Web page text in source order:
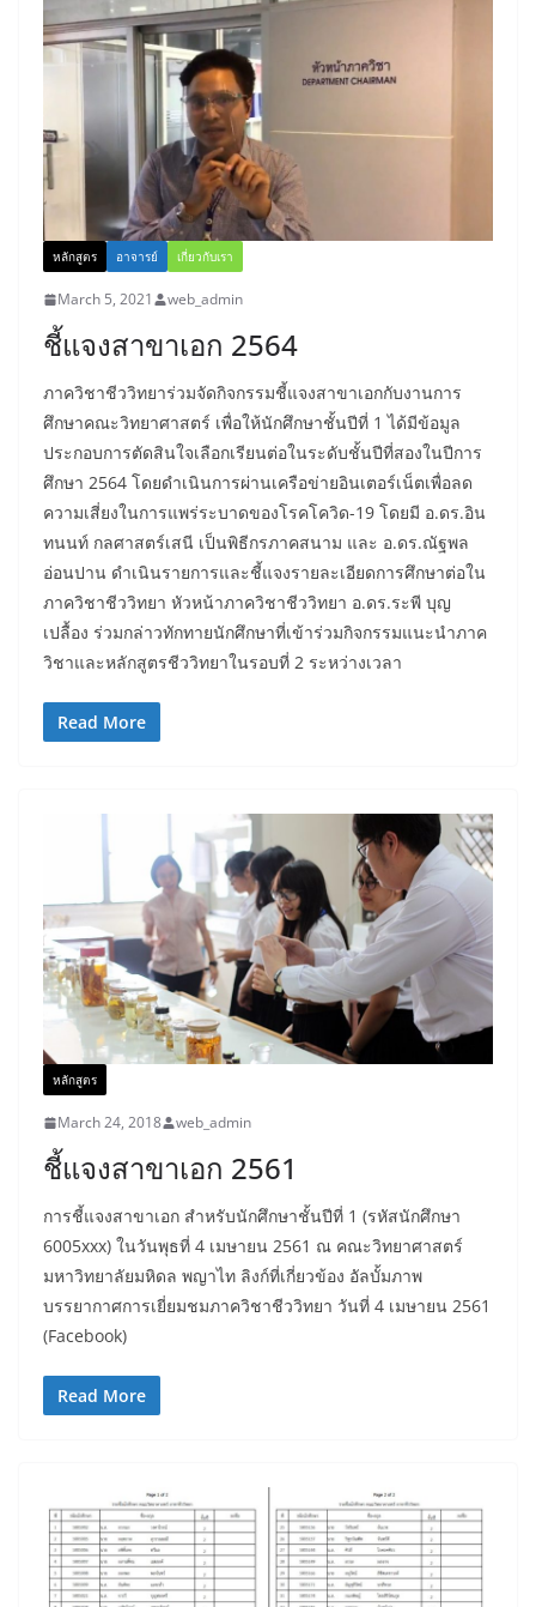
หลักสูตร อาจารย์ เกี่ยวกับเรา
March 5, 2021 web_admin
ชี้แจงสาขาเอก 2564
ภาควิชาชีววิทยาร่วมจัดกิจกรรมชี้แจงสาขาเอกกับงานการ
ศึกษาคณะวิทยาศาสตร์ เพื่อให้นักศึกษาชั้นปีที่ 1 ได้มีข้อมูล
ประกอบการตัดสินใจเลือกเรียนต่อในระดับชั้นปีที่สองในปีการ
ศึกษา 2564 โดยดำเนินการผ่านเครือข่ายอินเตอร์เน็ตเพื่อลด
ความเสี่ยงในการแพร่ระบาดของโรคโควิด-19 โดยมี อ.ดร.อิน
ทนนท์ กลศาสตร์เสนี เป็นพิธีกรภาคสนาม และ อ.ดร.ณัฐพล
อ่อนปาน ดำเนินรายการและชี้แจงรายละเอียดการศึกษาต่อใน
ภาควิชาชีววิทยา หัวหน้าภาควิชาชีววิทยา อ.ดร.ระพี บุญ
เปลื้อง ร่วมกล่าวทักทายนักศึกษาที่เข้าร่วมกิจกรรมแนะนำภาค
วิชาและหลักสูตรชีววิทยาในรอบที่ 2 ระหว่างเวลา
Read More
หลักสูตร
March 24, 2018 web_admin
ชี้แจงสาขาเอก 2561
การชี้แจงสาขาเอก สำหรับนักศึกษาชั้นปีที่ 1 (รหัสนักศึกษา
6005xxx) ในวันพุธที่ 4 เมษายน 2561 ณ คณะวิทยาศาสตร์
มหาวิทยาลัยมหิดล พญาไท ลิงก์ที่เกี่ยวข้อง อัลบั้มภาพ
บรรยากาศการเยี่ยมชมภาควิชาชีววิทยา วันที่ 4 เมษายน 2561
(Facebook)
Read More